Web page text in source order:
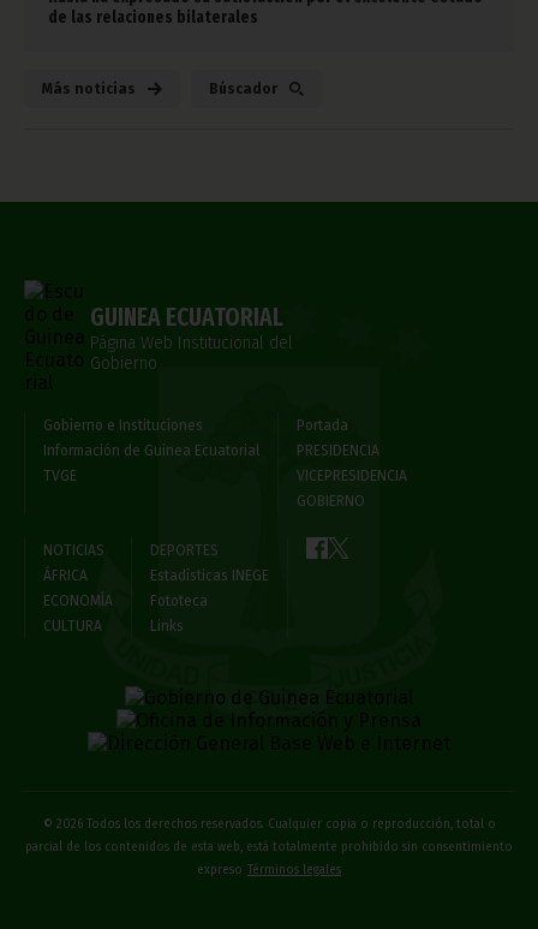
de las relaciones bilaterales
Más noticias Búscador
GUINEA ECUATORIAL
Página Web Institucional del
Gobierno
Gobierno e Instituciones
Información de Guinea Ecuatorial
TVGE
Portada
PRESIDENCIA
VICEPRESIDENCIA
GOBIERNO
NOTICIAS
ÁFRICA
ECONOMÍA
CULTURA
DEPORTES
Estadísticas INEGE
Fototeca
Links
© 2026 Todos los derechos reservados. Cualquier copia o reproducción, total o
parcial de los contenidos de esta web, está totalmente prohibido sin consentimiento
expreso Términos legales